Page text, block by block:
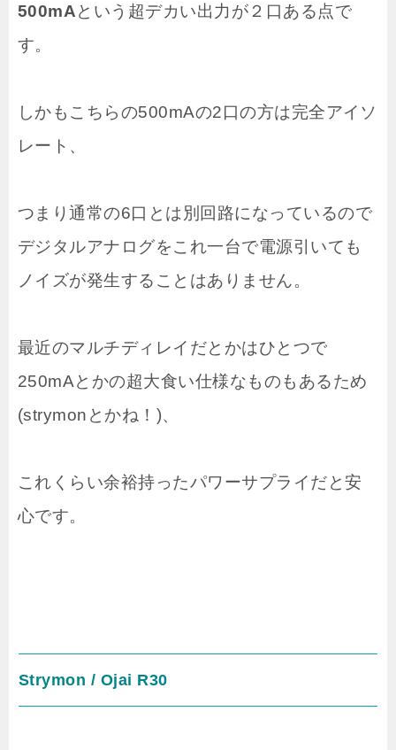
500mAという超デカい出力が２口ある点で
す。
しかもこちらの500mAの2口の方は完全アイソ
レート、
つまり通常の6口とは別回路になっているので
デジタルアナログをこれ一台で電源引いても
ノイズが発生することはありません。
最近のマルチディレイだとかはひとつで
250mAとかの超大食い仕様なものもあるため
(strymonとかね！)、
これくらい余裕持ったパワーサプライだと安
心です。
Strymon / Ojai R30